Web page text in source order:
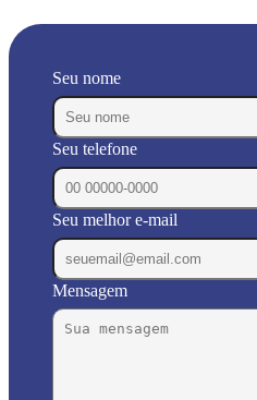
Seu nome
Seu telefone
Seu melhor e-mail
Mensagem